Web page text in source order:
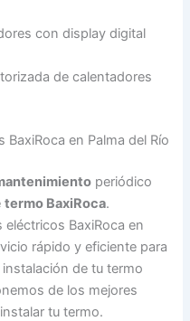
con display digital
de calentadores
en Palma del Río
periódico
termo BaxiRoca.
BaxiRoca en
rápido y eficiente para
de tu termo
de los mejores
tu termo.